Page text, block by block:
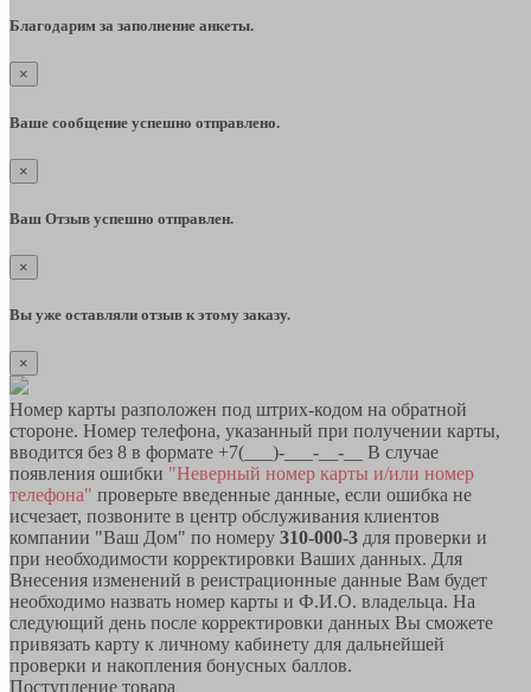
Благодарим за заполнение анкеты.
×
Ваше сообщение успешно отправлено.
×
Ваш Отзыв успешно отправлен.
×
Вы уже оставляли отзыв к этому заказу.
×
Номер карты разположен под штрих-кодом на обратной
стороне. Номер телефона, указанный при получении карты,
вводится без 8 в формате +7(___)-___-__-__ В случае
появления ошибки "Неверный номер карты и/или номер
телефона" проверьте введенные данные, если ошибка не
исчезает, позвоните в центр обслуживания клиентов
компании "Ваш Дом" по номеру 310-000-3 для проверки и
при необходимости корректировки Ваших данных. Для
Внесения изменений в реистрационные данные Вам будет
необходимо назвать номер карты и Ф.И.О. владельца. На
следующий день после корректировки данных Вы сможете
привязать карту к личному кабинету для дальнейшей
проверки и накопления бонусных баллов.
Поступление товара